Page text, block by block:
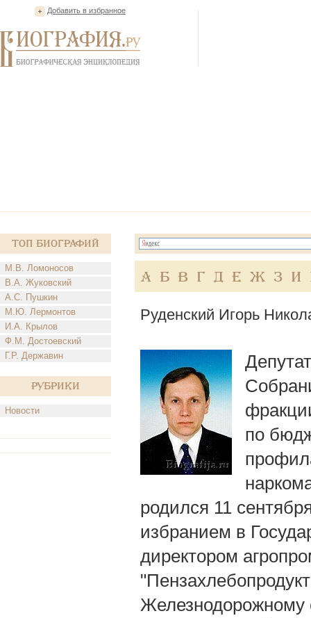
Добавить в избранное
Топ Биографий
М.В. Ломоносов
В.А. Жуковский
А.С. Пушкин
М.Ю. Лермонтов
И.А. Крылов
Ф.М. Достоевский
Г.Р. Державин
Рубрики
Новости
А Б В Г Д Е Ж З И
Руденский Игорь
по
родился 11
избранием в
директором
Железнодорожному